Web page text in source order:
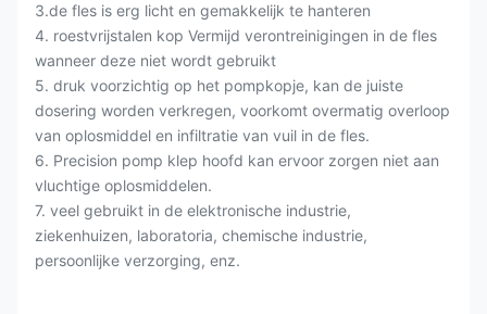
3.de fles is erg licht en gemakkelijk te hanteren
4. roestvrijstalen kop Vermijd verontreinigingen in de fles
wanneer deze niet wordt gebruikt
5. druk voorzichtig op het pompkopje, kan de juiste
dosering worden verkregen, voorkomt overmatig overloop
van oplosmiddel en infiltratie van vuil in de fles.
6. Precision pomp klep hoofd kan ervoor zorgen niet aan
vluchtige oplosmiddelen.
7. veel gebruikt in de elektronische industrie,
ziekenhuizen, laboratoria, chemische industrie,
persoonlijke verzorging, enz.